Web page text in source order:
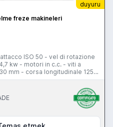
duyuru
freze makineleri
ISO 50 - vel di rotazione
kw - motori in c.c. - viti a
mm - corsa longitudinale 1250
verticale 1000 mm -